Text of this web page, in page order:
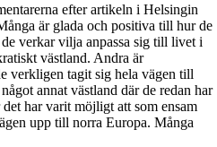
efter artikeln i Helsingin
är glada och positiva till hur de
verkar vilja anpassa sig till livet i
västland. Andra är
verkligen tagit sig hela vägen till
annat västland där de redan har
har varit möjligt att som ensam
upp till norra Europa. Många